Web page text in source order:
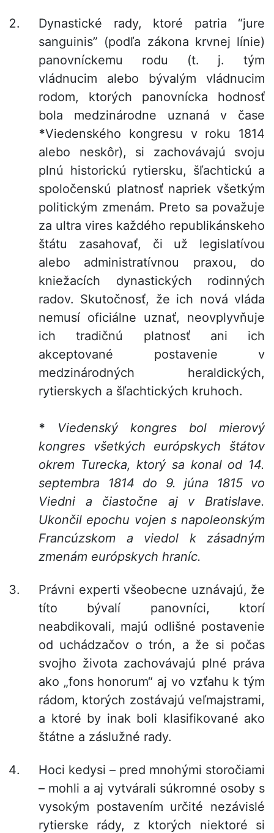
Dynastické rady, ktoré patria “jure
sanguinis” (podľa zákona krvnej línie)
panovníckemu rodu (t. j. tým
vládnucim alebo bývalým vládnucim
rodom, ktorých panovnícka hodnosť
bola medzinárodne uznaná v čase
*Viedenského kongresu v roku 1814
alebo neskôr), si zachovávajú svoju
plnú historickú rytiersku, šľachtickú a
spoločenskú platnosť napriek všetkým
politickým zmenám. Preto sa považuje
za ultra vires každého republikánskeho
štátu zasahovať, či už legislatívou
alebo administratívnou praxou, do
kniežacích dynastických rodinných
radov. Skutočnosť, že ich nová vláda
nemusí oficiálne uznať, neovplyvňuje
ich tradičnú platnosť ani ich
akceptované postavenie v
medzinárodných heraldických,
rytierskych a šľachtických kruhoch.
*
Viedenský kongres bol mierový
kongres všetkých európskych štátov
okrem Turecka, ktorý sa konal od 14.
septembra 1814 do 9. júna 1815 vo
Viedni a čiastočne aj v Bratislave.
Ukončil epochu vojen s napoleonským
Francúzskom a viedol k zásadným
zmenám európskych hraníc.
Právni experti všeobecne uznávajú, že
títo bývalí panovníci, ktorí
neabdikovali, majú odlišné postavenie
od uchádzačov o trón, a že si počas
svojho života zachovávajú plné práva
ako „fons honorum“ aj vo vzťahu k tým
rádom, ktorých zostávajú veľmajstrami,
a ktoré by inak boli klasifikované ako
štátne a záslužné rady.
Hoci kedysi – pred mnohými storočiami
– mohli a aj vytvárali súkromné osoby s
vysokým postavením určité nezávislé
rytierske rády, z ktorých niektoré si